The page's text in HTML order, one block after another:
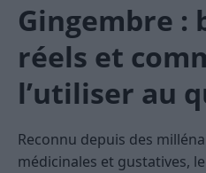
Gingembre :
réels et
l’utiliser au
Reconnu depuis des
médicinales et gustatives,